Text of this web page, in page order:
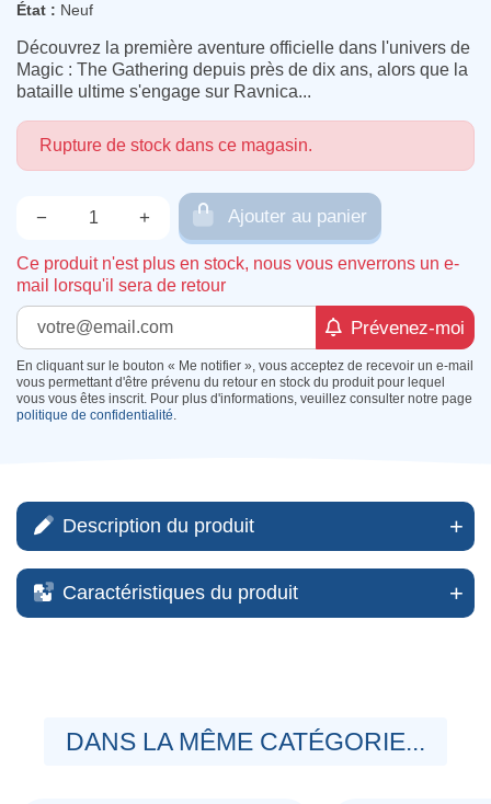
État : Neuf
Découvrez la première aventure officielle dans l'univers de
Magic : The Gathering depuis près de dix ans, alors que la
bataille ultime s'engage sur Ravnica...
Rupture de stock dans ce magasin.
− + Ajouter au panier
Ce produit n'est plus en stock, nous vous enverrons un e-
mail lorsqu'il sera de retour
Prévenez-moi
En cliquant sur le bouton « Me notifier », vous acceptez de recevoir un e-mail
vous permettant d'être prévenu du retour en stock du produit pour lequel
vous vous êtes inscrit. Pour plus d'informations, veuillez consulter notre page
politique de confidentialité.
Description du produit
Caractéristiques du produit
DANS LA MÊME CATÉGORIE...